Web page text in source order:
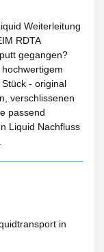
Weiterleitung
RDTA
gegangen?
- original
verschlissenen
passend
Liquid Nachfluss
in